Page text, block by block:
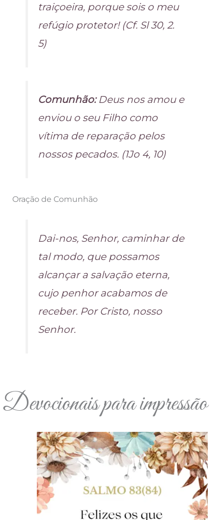
traiçoeira, porque sois o meu
refúgio protetor! (Cf. Sl 30, 2.
5)
Comunhão:Deus nos amou e
enviou o seu Filho como
vítima de reparação pelos
nossos pecados. (1Jo 4, 10)
Oração de Comunhão
Dai-nos, Senhor, caminhar de
tal modo, que possamos
alcançar a salvação eterna,
cujo penhor acabamos de
receber. Por Cristo, nosso
Senhor.
Devocionais para impressão